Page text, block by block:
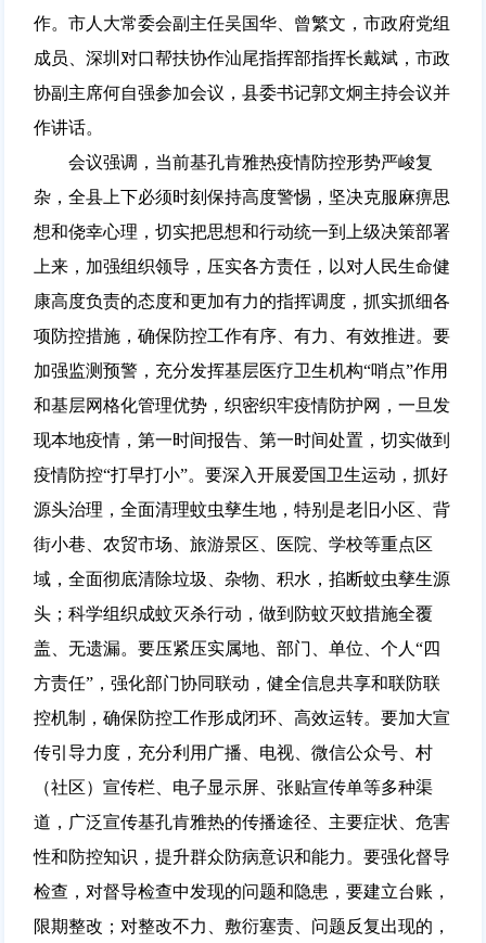
作。市人大常委会副主任吴国华、曾繁文，市政府党组
成员、深圳对口帮扶协作汕尾指挥部指挥长戴斌，市政
协副主席何自强参加会议，县委书记郭文炯主持会议并
作讲话。
会议强调，当前基孔肯雅热疫情防控形势严峻复
杂，全县上下必须时刻保持高度警惕，坚决克服麻痹思
想和侥幸心理，切实把思想和行动统一到上级决策部署
上来，加强组织领导，压实各方责任，以对人民生命健
康高度负责的态度和更加有力的指挥调度，抓实抓细各
项防控措施，确保防控工作有序、有力、有效推进。要
加强监测预警，充分发挥基层医疗卫生机构“哨点”作用
和基层网格化管理优势，织密织牢疫情防护网，一旦发
现本地疫情，第一时间报告、第一时间处置，切实做到
疫情防控“打早打小”。要深入开展爱国卫生运动，抓好
源头治理，全面清理蚊虫孳生地，特别是老旧小区、背
街小巷、农贸市场、旅游景区、医院、学校等重点区
域，全面彻底清除垃圾、杂物、积水，掐断蚊虫孳生源
头；科学组织成蚊灭杀行动，做到防蚊灭蚊措施全覆
盖、无遗漏。要压紧压实属地、部门、单位、个人“四
方责任”，强化部门协同联动，健全信息共享和联防联
控机制，确保防控工作形成闭环、高效运转。要加大宣
传引导力度，充分利用广播、电视、微信公众号、村
（社区）宣传栏、电子显示屏、张贴宣传单等多种渠
道，广泛宣传基孔肯雅热的传播途径、主要症状、危害
性和防控知识，提升群众防病意识和能力。要强化督导
检查，对督导检查中发现的问题和隐患，要建立台账，
限期整改；对整改不力、敷衍塞责、问题反复出现的，